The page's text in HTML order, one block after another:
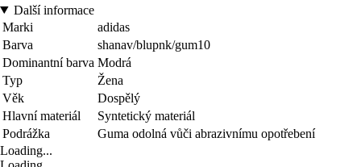
Další informace
Marki
adidas
Barva
shanav/blupnk/gum10
Dominantní barva Modrá
Typ
Žena
Věk
Dospělý
Hlavní materiál
Syntetický materiál
Podrážka
Guma odolná vůči abrazivnímu opotřebení
Loading...